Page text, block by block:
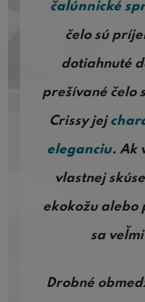
čalúnnické
čelo sú
dotiahnuté
prešívané čelo
Crissy jej
eleganciu. Ak
vlastnej
ekokožu alebo
sa
Drobné